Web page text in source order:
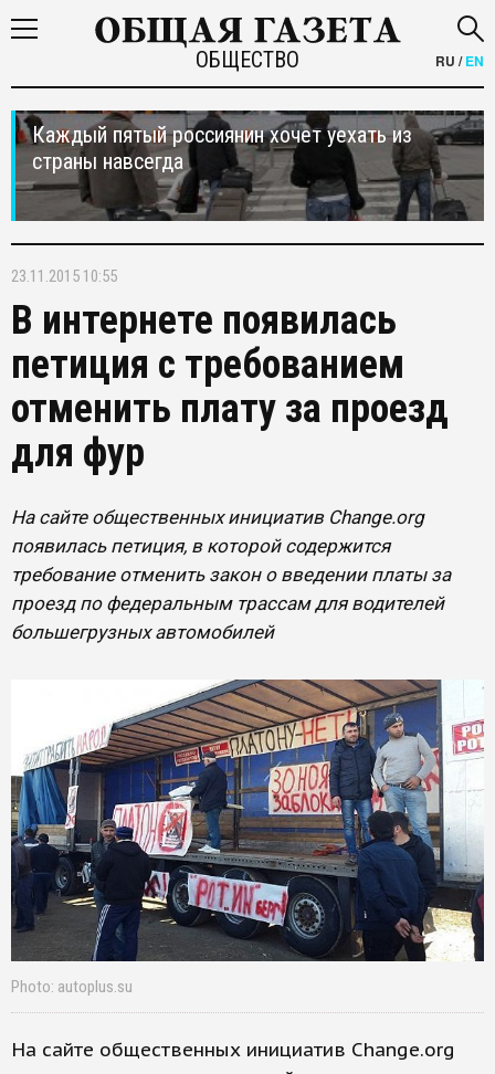
ОБЩЕСТВО RU /EN
Каждый пятый россиянин хочет уехать из
страны навсегда
23.11.2015 10:55
В интернете появилась
петиция с требованием
отменить плату за проезд
для фур
На сайте общественных инициатив Change.org
появилась петиция, в которой содержится
требование отменить закон о введении платы за
проезд по федеральным трассам для водителей
большегрузных автомобилей
Photo: autoplus.su
На сайте общественных инициатив Change.org